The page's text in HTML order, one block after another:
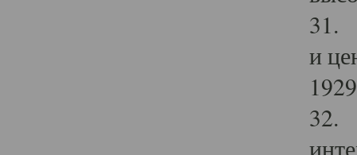
31.
и
32.